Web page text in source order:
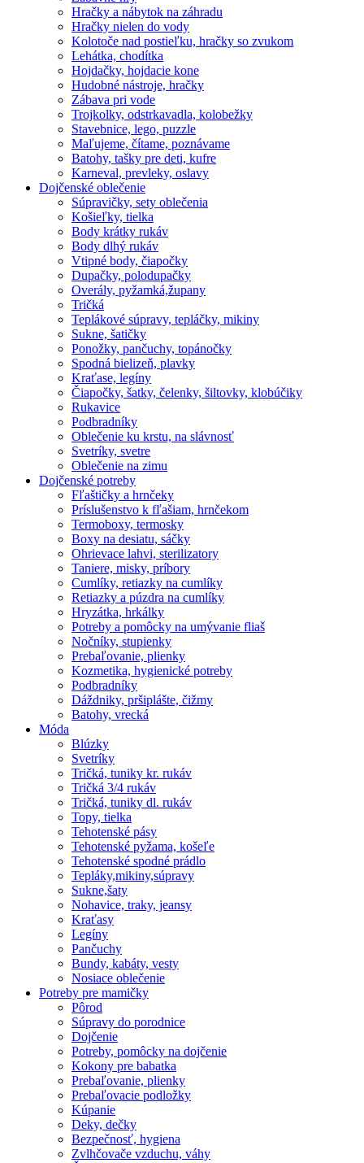
Hračky a nábytok na záhradu
Hračky nielen do vody
Kolotoče nad postieľku, hračky so zvukom
Lehátka, chodítka
Hojdačky, hojdacie kone
Hudobné nástroje, hračky
Zábava pri vode
Trojkolky, odstrkavadla, kolobežky
Stavebnice, lego, puzzle
Maľujeme, čítame, poznávame
Batohy, tašky pre deti, kufre
Karneval, prevleky, oslavy
Dojčenské oblečenie
Súpravičky, sety oblečenia
Košieľky, tielka
Body krátky rukáv
Body dlhý rukáv
Vtipné body, čiapočky
Dupačky, polodupačky
Overály, pyžamká,župany
Tričká
Teplákové súpravy, tepláčky, mikiny
Sukne, šatičky
Ponožky, pančuchy, topánočky
Spodná bielizeň, plavky
Kraťase, legíny
Čiapočky, šatky, čelenky, šiltovky, klobúčiky
Rukavice
Podbradníky
Oblečenie ku krstu, na slávnosť
Svetríky, svetre
Oblečenie na zimu
Dojčenské potreby
Fľaštičky a hrnčeky
Príslušenstvo k fľašiam, hrnčekom
Termoboxy, termosky
Boxy na desiatu, sáčky
Ohrievace lahvi, sterilizatory
Taniere, misky, príbory
Cumlíky, retiazky na cumlíky
Retiazky a púzdra na cumlíky
Hryzátka, hrkálky
Potreby a pomôcky na umývanie fliaš
Nočníky, stupienky
Prebaľovanie, plienky
Kozmetika, hygienické potreby
Podbradníky
Dáždniky, pršiplášte, čižmy
Batohy, vrecká
Móda
Blúzky
Svetríky
Tričká, tuniky kr. rukáv
Tričká 3/4 rukáv
Tričká, tuniky dl. rukáv
Topy, tielka
Tehotenské pásy
Tehotenské pyžama, košeľe
Tehotenské spodné prádlo
Tepláky,mikiny,súpravy
Sukne,šaty
Nohavice, traky, jeansy
Kraťasy
Legíny
Pančuchy
Bundy, kabáty, vesty
Nosiace oblečenie
Potreby pre mamičky
Pôrod
Súpravy do porodnice
Dojčenie
Potreby, pomôcky na dojčenie
Kokony pre babatka
Prebaľovanie, plienky
Prebaľovacie podložky
Kúpanie
Deky, dečky
Bezpečnosť, hygiena
Zvlhčovače vzduchu, váhy